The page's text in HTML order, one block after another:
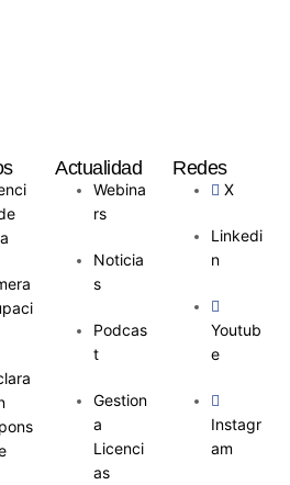
Actualidad
Webina
rs
Noticia
s
Podcas
t
Gestion
a
Licenci
as
Redes
X
Linkedi
n
Youtub
e
Instagr
am